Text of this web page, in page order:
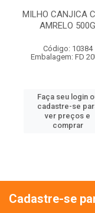
MILHO CANJICA
AMRELO 500G
Código: 10384
Embalagem: FD
Faça seu login
cadastre-se
ver preços e
comprar
Cadastre-se